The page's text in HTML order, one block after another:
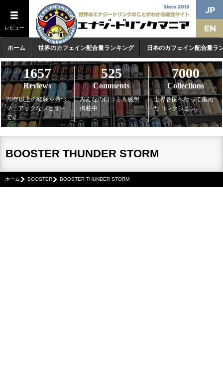
レビュー
ホーム 世界のカフェイン配合量ランキング 日本のカフェイン配合量ラ
1657
Reviews
20年以上の経験を持つ
マニアックなレビュー
です
525
Comments
みんなの口コミ＆感想
掲載中
7000
Collections
世界各国へ行って集め
たコレクション
BOOSTER THUNDER STORM
ホーム BOOSTER BOOSTER THUNDER STORM